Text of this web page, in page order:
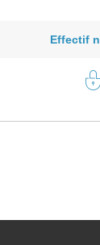
Effectif